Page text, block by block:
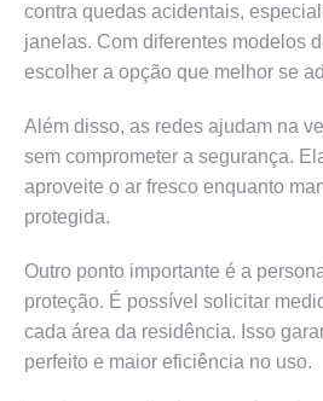
contra quedas acidentais,
janelas. Com diferentes modelos
escolher a opção que melhor se
Além disso, as redes ajudam na
sem comprometer a segurança.
aproveite o ar fresco enquanto
protegida.
Outro ponto importante é a
proteção. É possível solicitar
cada área da residência. Isso
perfeito e maior eficiência no uso.